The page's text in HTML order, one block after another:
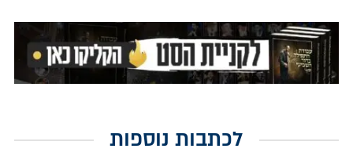
לכתבות נוספות